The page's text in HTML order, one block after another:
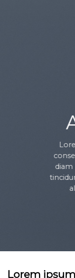
Lorem ipsum